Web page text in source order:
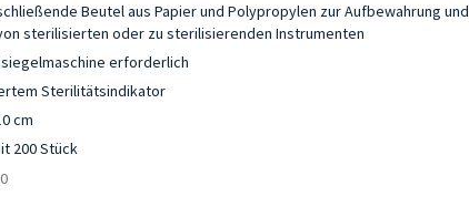
Beutel aus Papier und Polypropylen zur Aufbewahrung und
sterilisierten oder zu sterilisierenden Instrumenten
erforderlich
Sterilitätsindikator
cm
200 Stück